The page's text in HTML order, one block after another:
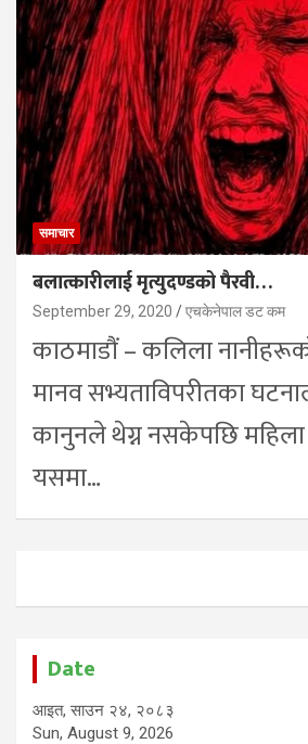
समाचार
बलात्कारीलाई मृत्युदण्डको पैरवी…
September 29, 2020 एचकेनेपाल डट कम
काठमाडौं – कलिला
मानव सभ्यताविपरीतका
कानुनले थेग्न नसकेपछि
यसमा…
Date
आइत, साउन २४, २०८३
Sun, August 9, 2026